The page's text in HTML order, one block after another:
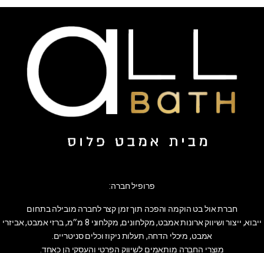
פרופיל חברה:
חברת אול בט הוקמה והפכה תוך זמן קצר לחברה מובילה בתחום
ייבוא, ייצור ושיווק ארונות אמבט, מקלחונים, מקלחוני 8 מ״מ, ברזי אמבט, אביזרי
אמבט, מיכלי הדחה, תעלות ניקוז וכלים סניטריים.
מוצרי החברה מותאמים לשיווק הפרטי והעסקי הן כאחד.